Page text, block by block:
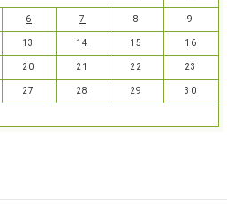
6 7 8 9
13 14 15 16
20 21 22 23
27 28 29 30